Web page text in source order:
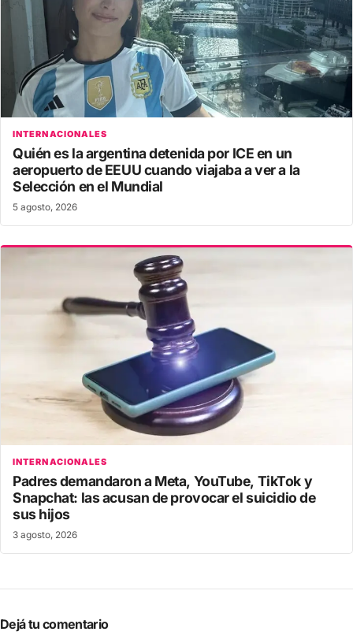
INTERNACIONALES
Quién es la argentina detenida por ICE en un
aeropuerto de EEUU cuando viajaba a ver a la
Selección en el Mundial
5 agosto, 2026
INTERNACIONALES
Padres demandaron a Meta, YouTube, TikTok y
Snapchat: las acusan de provocar el suicidio de
sus hijos
3 agosto, 2026
Dejá tu comentario